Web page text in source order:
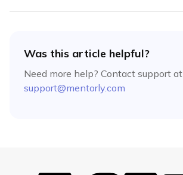
Was this article helpful?
Need more help? Contact support at
support@mentorly.com